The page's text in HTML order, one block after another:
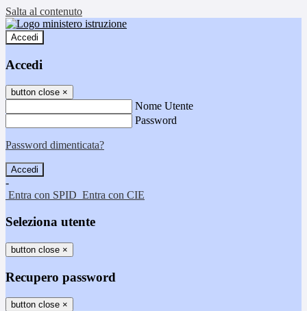
Salta al contenuto
Accedi
Accedi
button close ×
Nome Utente
Password
Password dimenticata?
-
Entra con SPID Entra con CIE
Seleziona utente
button close ×
Recupero password
button close ×